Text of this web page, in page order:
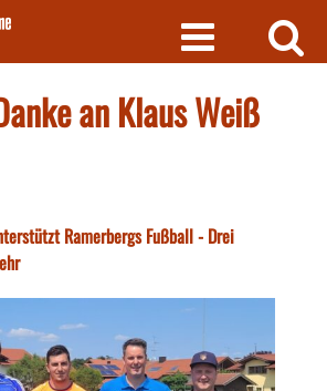
an Klaus Weiß
Ramerbergs Fußball - Drei